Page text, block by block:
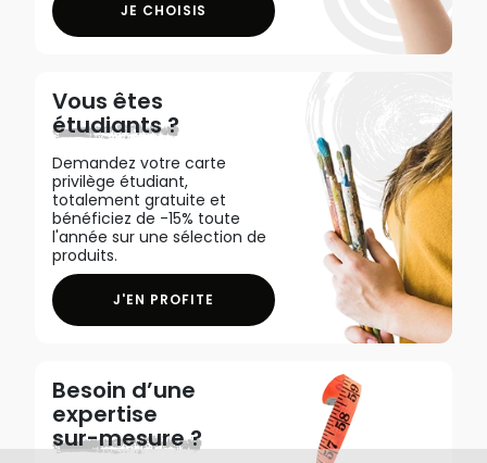
JE CHOISIS
Vous êtes
étudiants ?
Demandez votre carte
privilège étudiant,
totalement gratuite et
bénéficiez de -15% toute
l'année sur une sélection de
produits.
J'EN PROFITE
Besoin d’une
expertise
sur-mesure ?